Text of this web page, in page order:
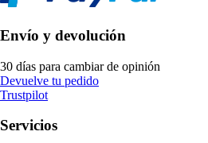
Envío y devolución
30 días para cambiar de opinión
Devuelve tu pedido
Trustpilot
Servicios